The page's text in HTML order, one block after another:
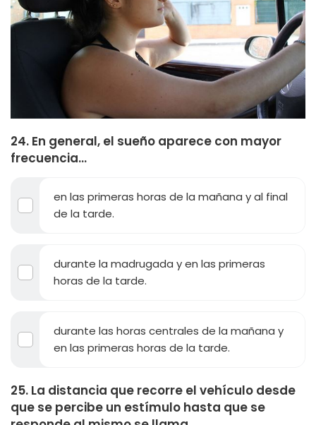
24. En general, el sueño aparece con mayor
frecuencia...
en las primeras horas de la mañana y al final
de la tarde.
durante la madrugada y en las primeras
horas de la tarde.
durante las horas centrales de la mañana y
en las primeras horas de la tarde.
25. La distancia que recorre el vehículo desde
que se percibe un estímulo hasta que se